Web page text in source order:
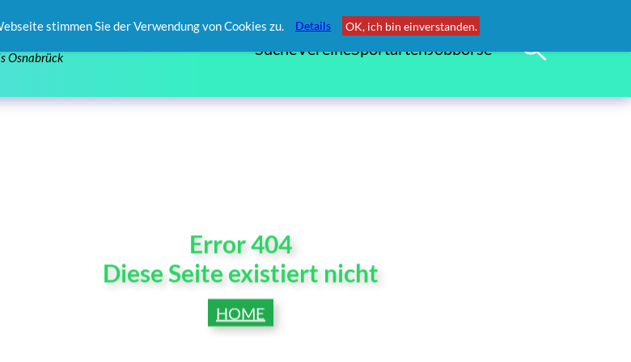
Osnabrück SucheVereineSportartenJobbörse
stimmen Sie der Verwendung von Cookies zu. Details OK, ich bin einverstanden.
Error 404
Diese Seite existiert nicht
HOME